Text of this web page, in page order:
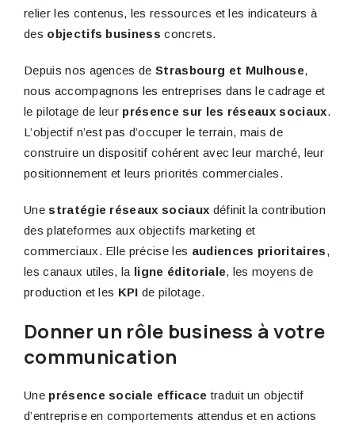
relier les contenus, les ressources et les indicateurs à
des objectifs business concrets.
Depuis nos agences deStrasbourg et Mulhouse,
nous accompagnons les entreprises dans le cadrage et
le pilotage de leur présence sur les réseaux sociaux.
L’objectif n’est pas d’occuper le terrain, mais de
construire un dispositif cohérent avec leur marché, leur
positionnement et leurs priorités commerciales.
Une stratégie réseaux sociaux définit la contribution
des plateformes aux objectifs marketing et
commerciaux. Elle précise les audiences prioritaires,
les canaux utiles, la ligne éditoriale, les moyens de
production et les KPI de pilotage.
Donner un rôle business à votre
communication
Une présence sociale efficace traduit un objectif
d’entreprise en comportements attendus et en actions